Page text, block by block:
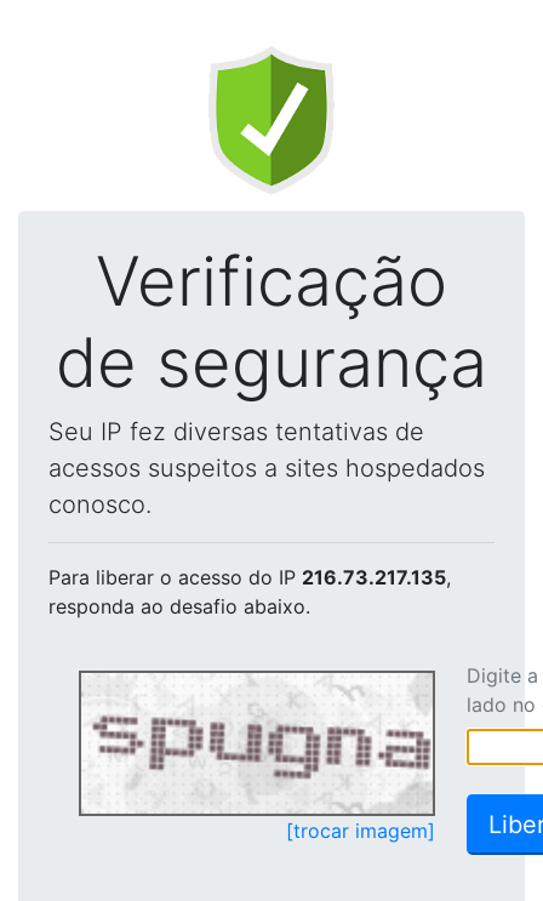
Verificação
de segurança
Seu IP fez diversas tentativas de
acessos suspeitos a sites hospedados
conosco.
Para liberar o acesso do IP 216.73.217.135,
responda ao desafio abaixo.
[trocar imagem]
Digite
lado no